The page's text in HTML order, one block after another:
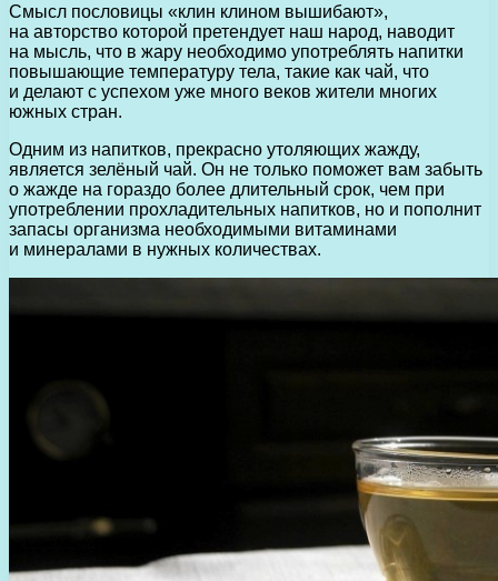
Смысл пословицы «клин клином вышибают»,
на авторство которой претендует наш народ, наводит
на мысль, что в жару необходимо употреблять напитки
повышающие температуру тела, такие как чай, что
и делают с успехом уже много веков жители многих
южных стран.
Одним из напитков, прекрасно утоляющих жажду,
является зелёный чай. Он не только поможет вам забыть
о жажде на гораздо более длительный срок, чем при
употреблении прохладительных напитков, но и пополнит
запасы организма необходимыми витаминами
и минералами в нужных количествах.